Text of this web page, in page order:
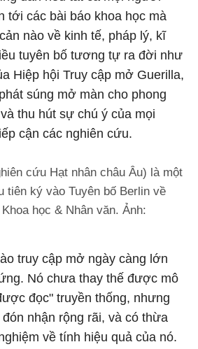
tới các bài báo khoa học mà
nào về kinh tế, pháp lý, kĩ
tuyên bố tương tự ra đời như
Hiệp hội Truy cập mở Guerilla,
súng mở màn cho phong
thu hút sự chú ý của mọi
cận các nghiên cứu.
cứu Hạt nhân châu Âu) là một
tiên ký vào Tuyên bố Berlin về
học & Nhân văn. Ảnh:
truy cập mở ngày càng lớn
Nó chưa thay thế được mô
đọc" truyền thống, nhưng
nhận rộng rãi, và có thừa
về tính hiệu quả của nó.